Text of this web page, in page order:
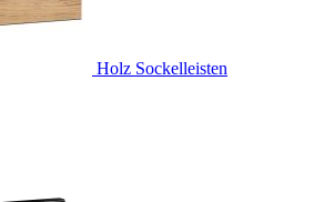
Holz Sockelleisten